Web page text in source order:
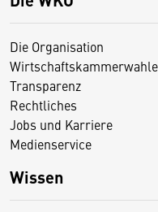
Die Organisation
Transparenz
Rechtliches
Jobs und Karriere
Medienservice
Wissen